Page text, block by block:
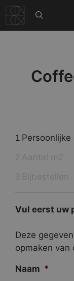
naar
de
1 Persoonlijke
Vul eerst uw
Deze
opmaken van
Naam *